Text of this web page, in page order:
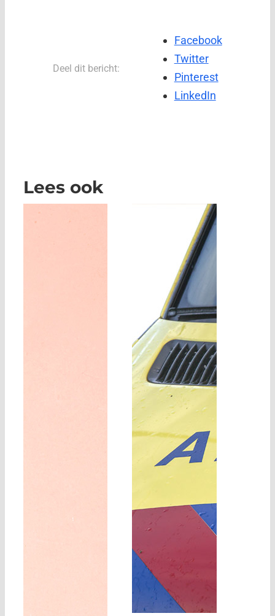
Deel dit bericht:
Facebook
Twitter
Pinterest
LinkedIn
Lees ook